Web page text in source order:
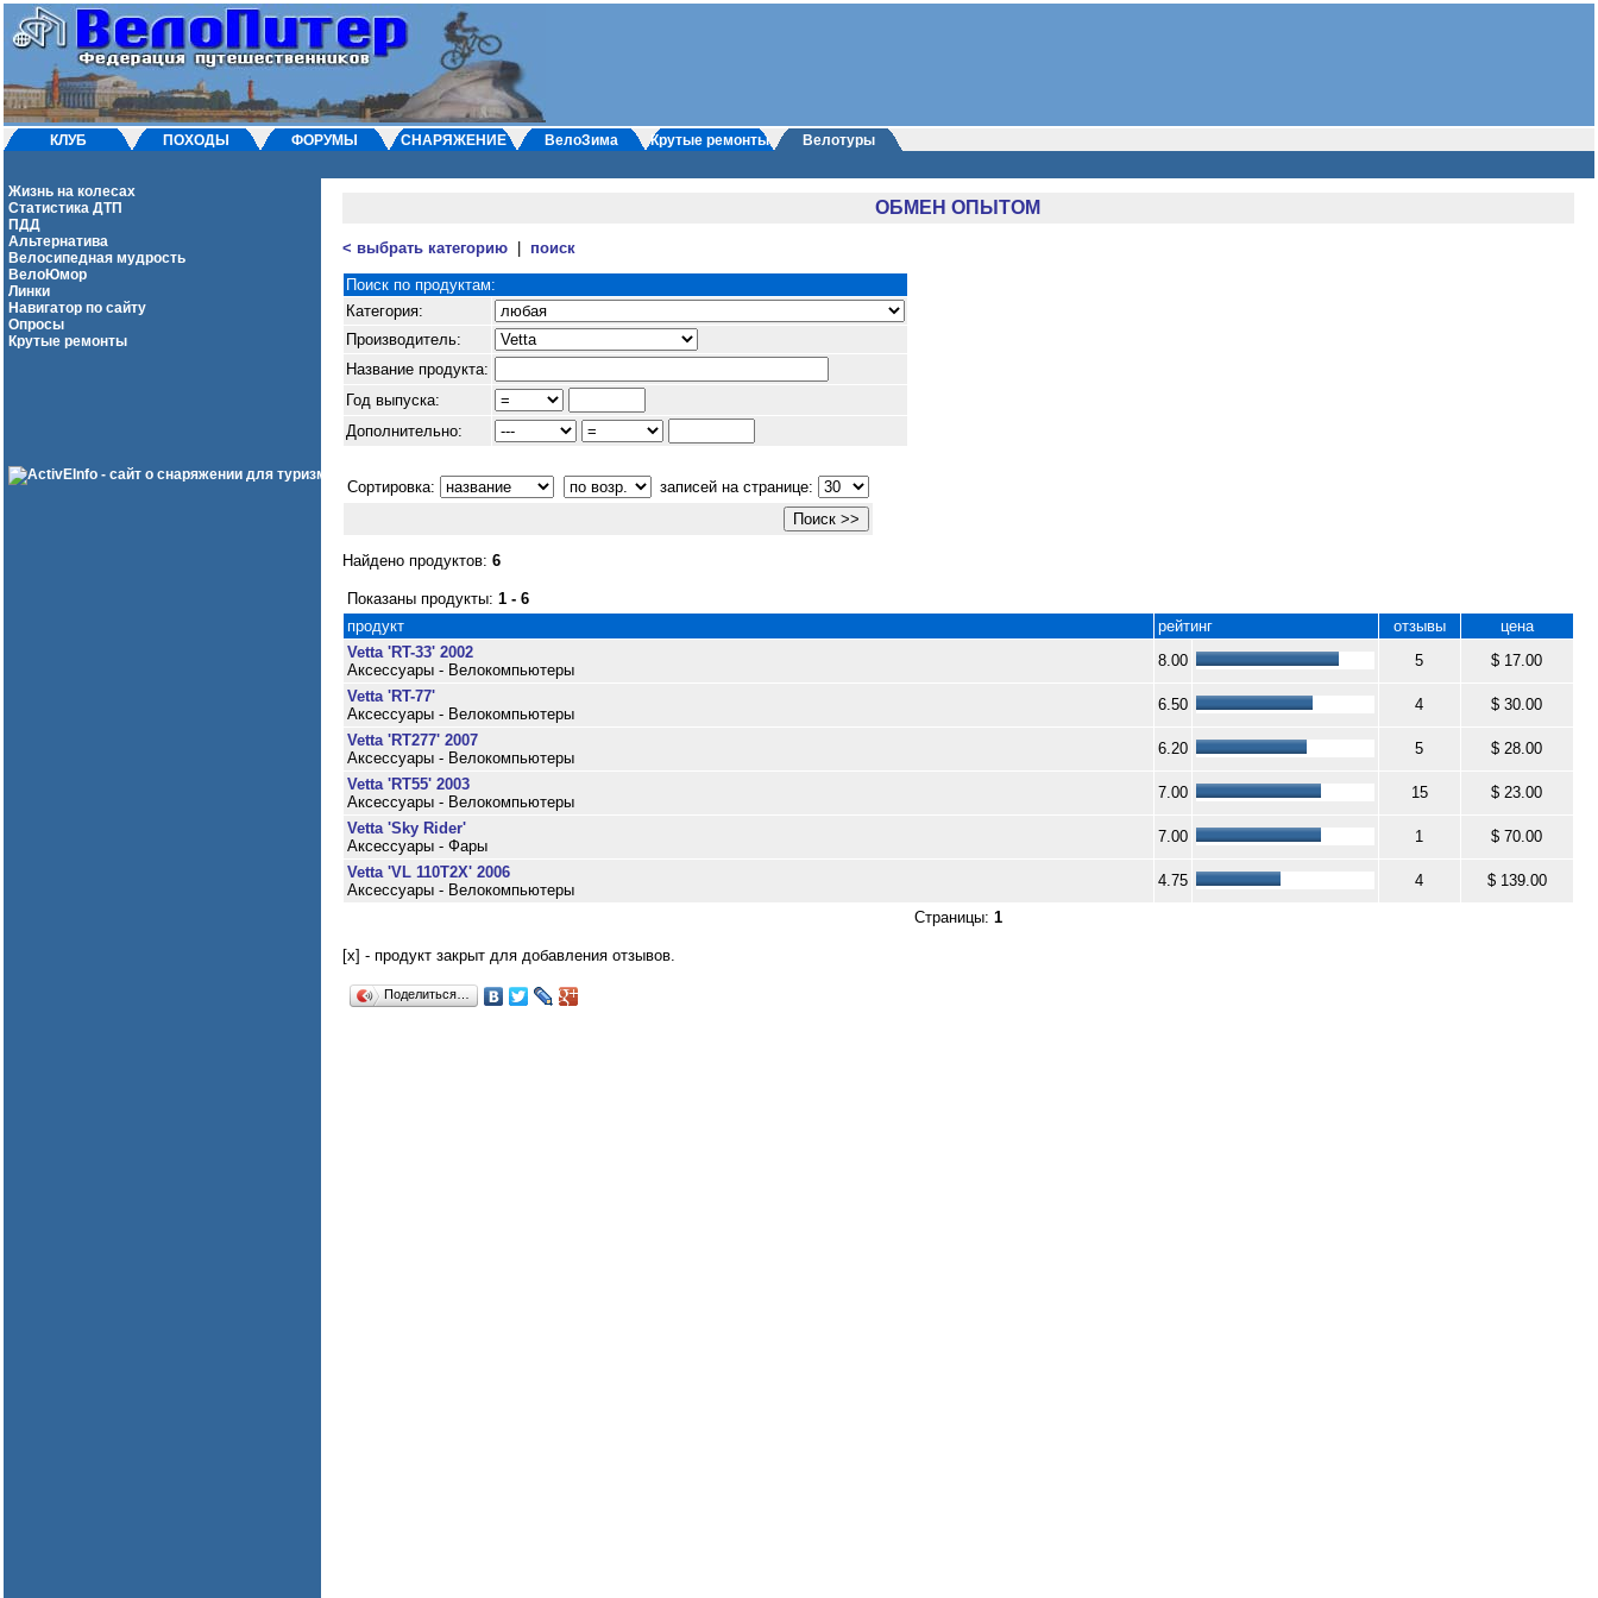
КЛУБ ПОХОДЫ ФОРУМЫ СНАРЯЖЕНИЕ ВелоЗима Крутые ремонты Велотуры
Жизнь на колесах
Статистика ДТП
ПДД
Альтернатива
Велосипедная мудрость
ВелоЮмор
Линки
Навигатор по сайту
Опросы
Крутые ремонты
ОБМЕН ОПЫТОМ
< выбрать категорию| поиск
Поиск по продуктам:
Категория:
Производитель:
Название продукта:
Год выпуска:
Дополнительно:
Cортировка: записей на странице:
Найдено продуктов: 6
Показаны продукты: 1 - 6
продукт
рейтинг отзывы
цена
Vetta 'RT-33' 2002
Аксессуары - Велокомпьютеры
8.00 5
$ 17.00
Vetta 'RT-77'
Аксессуары - Велокомпьютеры
6.50 4
$ 30.00
Vetta 'RT277' 2007
Аксессуары - Велокомпьютеры
6.20 5
$ 28.00
Vetta 'RT55' 2003
Аксессуары - Велокомпьютеры
7.00 15
$ 23.00
Vetta 'Sky Rider'
Аксессуары - Фары
7.00 1
$ 70.00
Vetta 'VL 110T2X' 2006
Аксессуары - Велокомпьютеры
4.75 4 $ 139.00
Страницы: 1
[x] - продукт закрыт для добавления отзывов.
Поделиться…